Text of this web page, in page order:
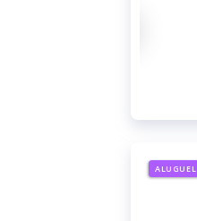
ALUGUEL